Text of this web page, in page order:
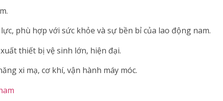
phù hợp với sức khỏe và sự bền bỉ của lao động nam.
thiết bị vệ sinh lớn, hiện đại.
xi mạ, cơ khí, vận hành máy móc.